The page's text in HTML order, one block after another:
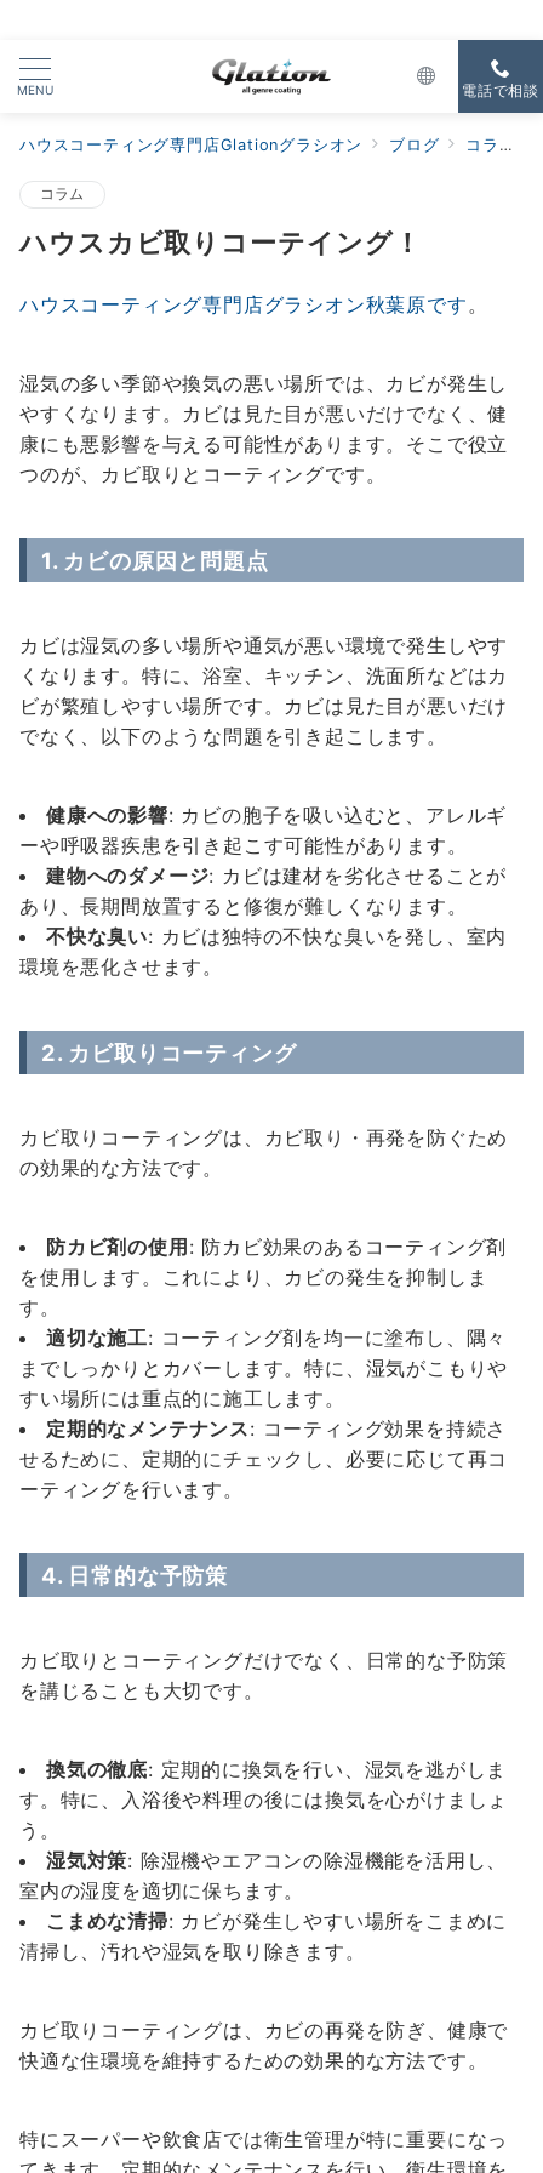
MENU 電話で相談
ハウスコーティング専門店Glationグラシオン ブログ コラム
コラム
ハウスカビ取りコーテイング！
ハウスコーティング専門店グラシオン秋葉原です。
湿気の多い季節や換気の悪い場所では、カビが発生し
やすくなります。カビは見た目が悪いだけでなく、健
康にも悪影響を与える可能性があります。そこで役立
つのが、カビ取りとコーティングです。
1. カビの原因と問題点
カビは湿気の多い場所や通気が悪い環境で発生しやす
くなります。特に、浴室、キッチン、洗面所などはカ
ビが繁殖しやすい場所です。カビは見た目が悪いだけ
でなく、以下のような問題を引き起こします。
健康への影響: カビの胞子を吸い込むと、アレルギ
ーや呼吸器疾患を引き起こす可能性があります。
建物へのダメージ: カビは建材を劣化させることが
あり、長期間放置すると修復が難しくなります。
不快な臭い: カビは独特の不快な臭いを発し、室内
環境を悪化させます。
2. カビ取りコーティング
カビ取りコーティングは、カビ取り・再発を防ぐため
の効果的な方法です。
防カビ剤の使用 : 防カビ効果のあるコーティング剤
を使用します。これにより、カビの発生を抑制しま
す。
適切な施工: コーティング剤を均一に塗布し、隅々
までしっかりとカバーします。特に、湿気がこもりや
すい場所には重点的に施工します。
定期的なメンテナンス: コーティング効果を持続さ
せるために、定期的にチェックし、必要に応じて再コ
ーティングを行います。
4. 日常的な予防策
カビ取りとコーティングだけでなく、日常的な予防策
を講じることも大切です。
換気の徹底: 定期的に換気を行い、湿気を逃がしま
す。特に、入浴後や料理の後には換気を心がけましょ
う。
湿気対策: 除湿機やエアコンの除湿機能を活用し、
室内の湿度を適切に保ちます。
こまめな清掃: カビが発生しやすい場所をこまめに
清掃し、汚れや湿気を取り除きます。
カビ取りコーティングは、カビの再発を防ぎ、健康で
快適な住環境を維持するための効果的な方法です。
特にスーパーや飲食店では衛生管理が特に重要になっ